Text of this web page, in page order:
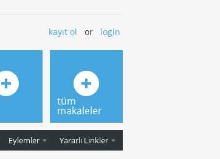
kayıt ol or login
Eylemler Yararlı Linkler
tüm
makaleler